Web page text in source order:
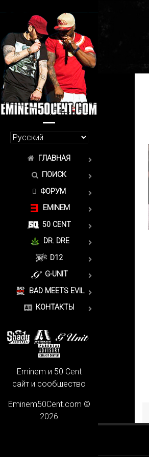
ГЛАВНАЯ
ПОИСК
ФОРУМ
EMINEM
50 CENT
DR. DRE
D12
G-UNIT
BAD MEETS EVIL
КОНТАКТЫ
Eminem и 50 Cent
сайт и сообщество
Eminem50Cent.com ©
2026